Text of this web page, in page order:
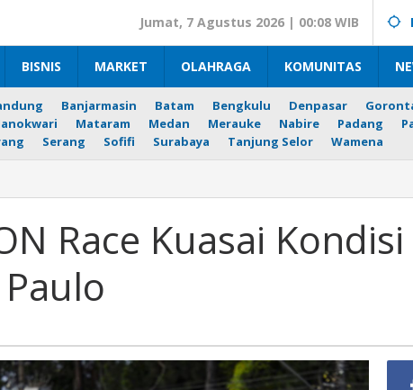
Jumat, 7 Agustus 2026 | 00:08 WIB
BISNIS MARKET OLAHRAGA KOMUNITAS
Banjarmasin Batam Bengkulu Denpasar
Mataram Medan Merauke Nabire Padang
Serang Sofifi Surabaya Tanjung Selor Wamena
Race Kuasai Kondisi